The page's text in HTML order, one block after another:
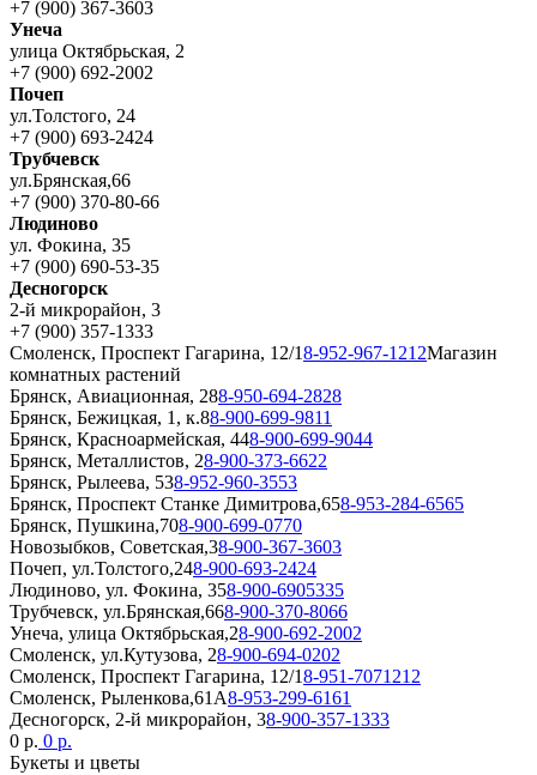
+7 (900) 367-3603
Унеча
улица Октябрьская, 2
+7 (900) 692-2002
Почеп
ул.Толстого, 24
+7 (900) 693-2424
Трубчевск
ул.Брянская,66
+7 (900) 370-80-66
Людиново
ул. Фокина, 35
+7 (900) 690-53-35
Десногорск
2-й микрорайон, 3
+7 (900) 357-1333
Смоленск, Проспект Гагарина, 12/18-952-967-1212Магазин
комнатных растений
Брянск, Авиационная, 288-950-694-2828
Брянск, Бежицкая, 1, к.88-900-699-9811
Брянск, Красноармейская, 448-900-699-9044
Брянск, Металлистов, 28-900-373-6622
Брянск, Рылеева, 538-952-960-3553
Брянск, Проспект Станке Димитрова,658-953-284-6565
Брянск, Пушкина,708-900-699-0770
Новозыбков, Советская,38-900-367-3603
Почеп, ул.Толстого,248-900-693-2424
Людиново, ул. Фокина, 358-900-6905335
Трубчевск, ул.Брянская,668-900-370-8066
Унеча, улица Октябрьская,28-900-692-2002
Смоленск, ул.Кутузова, 28-900-694-0202
Смоленск, Проспект Гагарина, 12/18-951-7071212
Смоленск, Рыленкова,61А8-953-299-6161
Десногорск, 2-й микрорайон, 38-900-357-1333
0 р. 0 р.
Букеты и цветы